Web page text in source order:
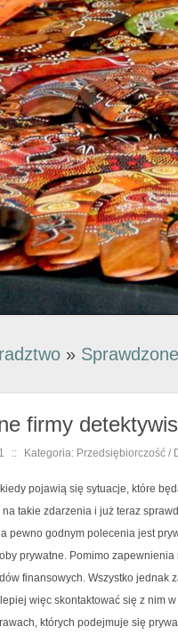
»
firmy
:: Kategoria: Przedsiębiorczość /
pojawią się sytuacje, które
takie zdarzenia i już teraz
pewno godnym polecenia jest
prywatne. Pomimo
finansowych. Wszystko jednak
więc skontaktować się z nim
których podejmuje się